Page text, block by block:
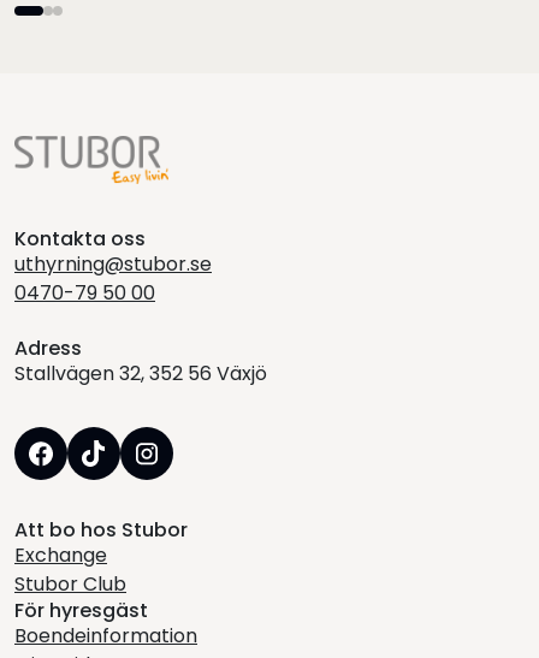
Kontakta oss
uthyrning@stubor.se
0470-79 50 00
Adress
Stallvägen 32, 352 56 Växjö
Att bo hos Stubor
Exchange
Stubor Club
För hyresgäst
Boendeinformation